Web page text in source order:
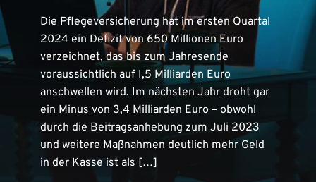
Die Pflegeversicherung hat im ersten Quartal
2024 ein Defizit von 650 Millionen Euro
verzeichnet, das bis zum Jahresende
voraussichtlich auf 1,5 Milliarden Euro
anschwellen wird. Im nächsten Jahr droht gar
ein Minus von 3,4 Milliarden Euro – obwohl
durch die Beitragsanhebung zum Juli 2023
und weitere Maßnahmen deutlich mehr Geld
in der Kasse ist als […]